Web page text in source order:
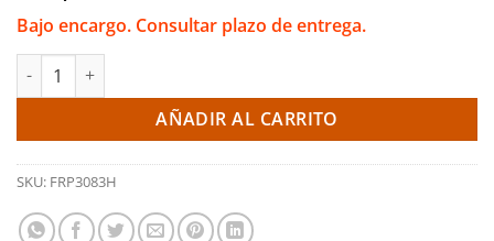
Bajo encargo. Consultar plazo de entrega.
Pastillas de freno delanteras DS2500 (Ferodo) cantidad
AÑADIR AL CARRITO
SKU: FRP3083H